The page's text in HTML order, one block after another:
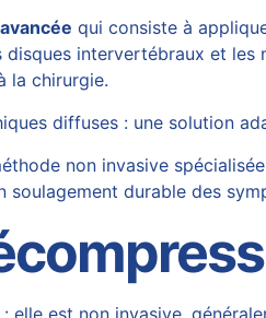
qui consiste à
intervertébraux et
la chirurgie.
diffuses : une solution
non invasive
durable des
elle est non invasive,